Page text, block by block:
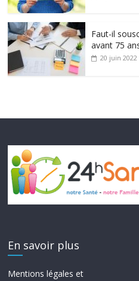
Faut-il
avant 75
20 juin 2022
En savoir plus
Mentions légales et